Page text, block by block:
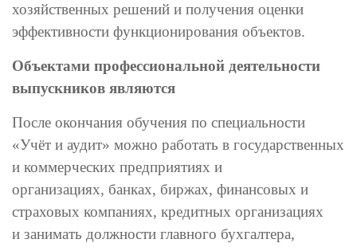
хозяйственных решений и получения оценки
эффективности функционирования объектов.
Объектами профессиональной деятельности
выпускников являются
После окончания обучения по специальности
«Учёт и аудит» можно работать в государственных
и коммерческих предприятиях и
организациях, банках, биржах, финансовых и
страховых компаниях, кредитных организациях
и занимать должности главного бухгалтера,